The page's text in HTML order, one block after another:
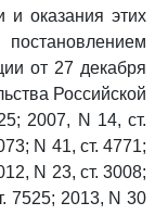
и оказания этих
от 27 декабря
Российской
2007, N 14, ст.
N 41, ст. 4771;
N 23, ст. 3008;
7525; 2013, N 30